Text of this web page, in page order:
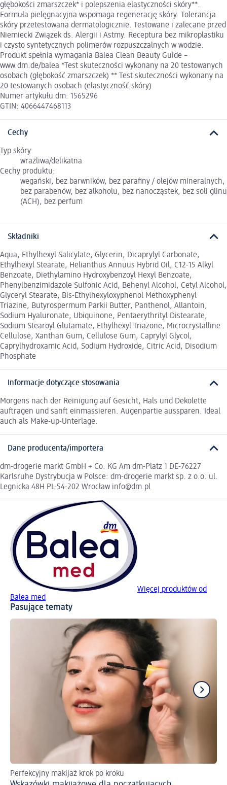
głębokości zmarszczek* i polepszenia elastyczności skóry**.
Formuła pielęgnacyjna wspomaga regenerację skóry. Tolerancja
skóry przetestowana dermatologicznie. Testowane i zalecane przed
Niemiecki Związek ds. Alergii i Astmy. Receptura bez mikroplastiku
i czysto syntetycznych polimerów rozpuszczalnych w wodzie.
Produkt spełnia wymagania Balea Clean Beauty Guide –
www.dm.de/balea *Test skuteczności wykonany na 20 testowanych
osobach (głębokość zmarszczek) ** Test skuteczności wykonany na
20 testowanych osobach (elastyczność skóry)
Numer artykułu dm: 1565296
GTIN: 4066447468113
Cechy
Typ skóry:
wrażliwa/delikatna
Cechy produktu:
wegański, bez barwników, bez parafiny / olejów mineralnych,
bez parabenów, bez alkoholu, bez nanocząstek, bez soli glinu
(ACH), bez perfum
Składniki
Aqua, Ethylhexyl Salicylate, Glycerin, Dicaprylyl Carbonate,
Ethylhexyl Stearate, Helianthus Annuus Hybrid Oil, C12-15 Alkyl
Benzoate, Diethylamino Hydroxybenzoyl Hexyl Benzoate,
Phenylbenzimidazole Sulfonic Acid, Behenyl Alcohol, Cetyl Alcohol,
Glyceryl Stearate, Bis-Ethylhexyloxyphenol Methoxyphenyl
Triazine, Butyrospermum Parkii Butter, Panthenol, Allantoin,
Sodium Hyaluronate, Ubiquinone, Pentaerythrityl Distearate,
Sodium Stearoyl Glutamate, Ethylhexyl Triazone, Microcrystalline
Cellulose, Xanthan Gum, Cellulose Gum, Caprylyl Glycol,
Caprylhydroxamic Acid, Sodium Hydroxide, Citric Acid, Disodium
Phosphate
Informacje dotyczące stosowania
Morgens nach der Reinigung auf Gesicht, Hals und Dekolette
auftragen und sanft einmassieren. Augenpartie aussparen. Ideal
auch als Make-up-Unterlage.
Dane producenta/importera
dm-drogerie markt GmbH + Co. KG Am dm-Platz 1 DE-76227
Karlsruhe Dystrybucja w Polsce: dm-drogerie markt sp. z o.o. ul.
Legnicka 48H PL-54-202 Wrocław info@dm.pl
Więcej produktów od
Balea med
Pasujące tematy
Perfekcyjny makijaż krok po kroku